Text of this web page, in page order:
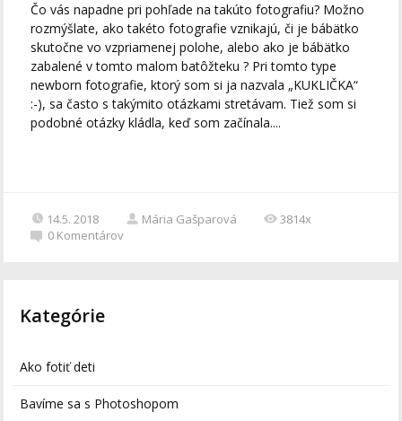
Čo vás napadne pri pohľade na takúto fotografiu? Možno
rozmýšlate, ako takéto fotografie vznikajú, či je bábätko
skutočne vo vzpriamenej polohe, alebo ako je bábätko
zabalené v tomto malom batôžteku ? Pri tomto type
newborn fotografie, ktorý som si ja nazvala „KUKLIČKA“
:-), sa často s takýmito otázkami stretávam. Tiež som si
podobné otázky kládla, keď som začínala....
14.5. 2018 Mária Gašparová
3814x
0 Komentárov
Kategórie
Ako fotiť deti
Bavíme sa s Photoshopom